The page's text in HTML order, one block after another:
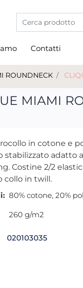
La modifica di
Contatti
ROUNDNECK
MIAMI
in cotone e
stabilizzato adatto
Costine 2/2
collo in twill.
80% cotone, 20%
260 g/m2
020103035